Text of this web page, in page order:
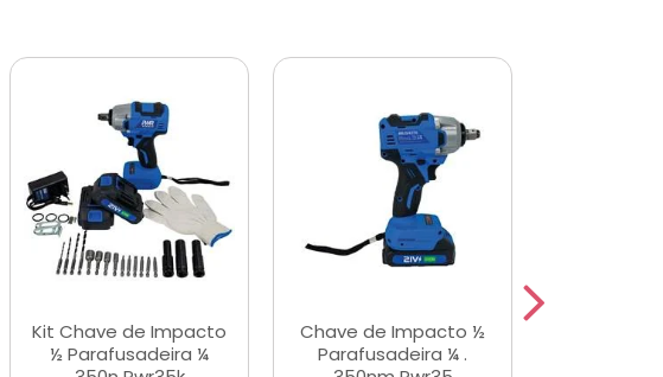
Kit Chave de Impacto
½ Parafusadeira ¼
Chave de Impacto ½
Parafusadeira ¼ .